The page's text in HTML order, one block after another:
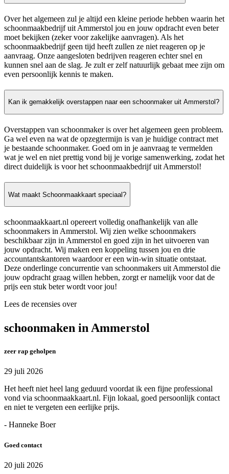
Over het algemeen zul je altijd een kleine periode hebben waarin het
schoonmaakbedrijf uit Ammerstol jou en jouw opdracht even beter
moet bekijken (zeker voor zakelijke aanvragen). Als het
schoonmaakbedrijf geen tijd heeft zullen ze niet reageren op je
aanvraag. Onze aangesloten bedrijven reageren echter snel en
kunnen snel aan de slag. Je zult er zelf natuurlijk gebaat mee zijn om
even persoonlijk kennis te maken.
Kan ik gemakkelijk overstappen naar een schoonmaker uit Ammerstol?
Overstappen van schoonmaker is over het algemeen geen probleem.
Ga wel even na wat de opzegtermijn is van je huidige contract met
je bestaande schoonmaker. Goed om in je aanvraag te vermelden
wat je wel en niet prettig vond bij je vorige samenwerking, zodat het
direct duidelijk is voor het schoonmaakbedrijf uit Ammerstol!
Wat maakt Schoonmaakkaart speciaal?
schoonmaakkaart.nl opereert volledig onafhankelijk van alle
schoonmakers in Ammerstol. Wij zien welke schoonmakers
beschikbaar zijn in Ammerstol en goed zijn in het uitvoeren van
jouw opdracht. Wij maken een koppeling tussen jou en drie
accountantskantoren waardoor er een win-win situatie ontstaat.
Deze onderlinge concurrentie van schoonmakers uit Ammerstol die
jouw opdracht graag willen hebben, zorgt er namelijk voor dat de
prijs een stuk beter wordt voor jou!
Lees de recensies over
schoonmaken in Ammerstol
zeer rap geholpen
29 juli 2026
Het heeft niet heel lang geduurd voordat ik een fijne professional
vond via schoonmaakkaart.nl. Fijn lokaal, goed persoonlijk contact
en niet te vergeten een eerlijke prijs.
- Hanneke Boer
Goed contact
20 juli 2026